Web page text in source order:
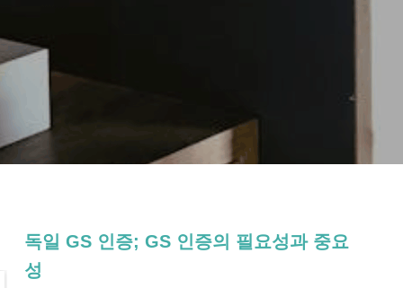
독일 GS 인증; GS 인증의 필요성과 중요
성